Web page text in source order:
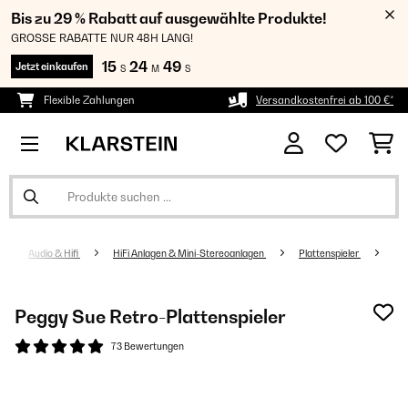
Bis zu 29 % Rabatt auf ausgewählte Produkte!
GROSSE RABATTE NUR 48H LANG!
Jetzt einkaufen 15 S 24 M 48 S
Flexible Zahlungen Versandkostenfrei ab 100 €*
Audio & Hifi HiFi Anlagen & Mini-Stereoanlagen Plattenspieler
Peggy Sue Retro-Plattenspieler
73 Bewertungen